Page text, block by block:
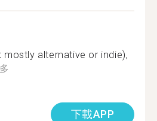
mostly alternative or indie),
下載APP